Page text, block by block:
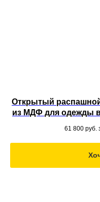
Открытый
из МДФ для одежды
61 800 руб.